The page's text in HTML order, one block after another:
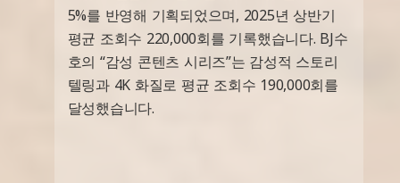
5%를 반영해 기획되었으며, 2025년 상반기
평균 조회수 220,000회를 기록했습니다. BJ수
호의 “감성 콘텐츠 시리즈”는 감성적 스토리
텔링과 4K 화질로 평균 조회수 190,000회를
달성했습니다.